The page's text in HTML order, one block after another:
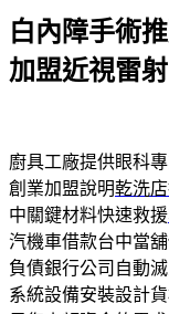
白內障手術
加盟近視雷射
廚具工廠提供眼科
創業加盟說明乾洗
中關鍵材料快速救援
汽機車借款台中當
負債銀行公司自動
系統設備安裝設計